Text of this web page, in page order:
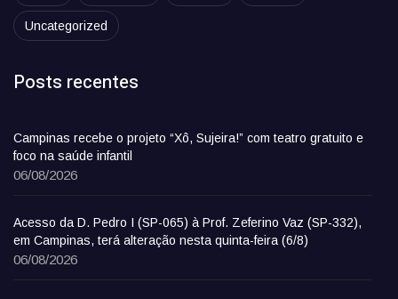
Uncategorized
Posts recentes
Campinas recebe o projeto “Xô, Sujeira!” com teatro gratuito e
foco na saúde infantil
06/08/2026
Acesso da D. Pedro I (SP-065) à Prof. Zeferino Vaz (SP-332),
em Campinas, terá alteração nesta quinta-feira (6/8)
06/08/2026